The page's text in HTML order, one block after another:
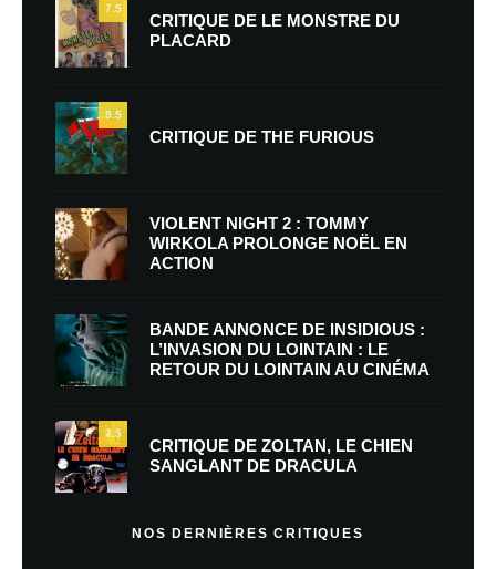
7.5
CRITIQUE DE LE MONSTRE DU
PLACARD
9.5
CRITIQUE DE THE FURIOUS
VIOLENT NIGHT 2 : TOMMY
WIRKOLA PROLONGE NOËL EN
ACTION
BANDE ANNONCE DE INSIDIOUS :
L’INVASION DU LOINTAIN : LE
RETOUR DU LOINTAIN AU CINÉMA
7.5
CRITIQUE DE ZOLTAN, LE CHIEN
SANGLANT DE DRACULA
NOS DERNIÈRES CRITIQUES